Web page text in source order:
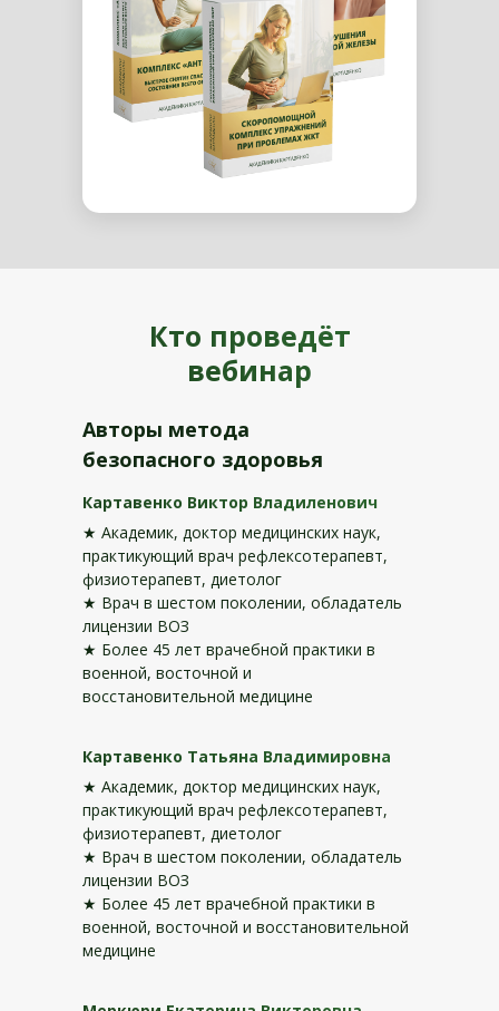
Кто проведёт
вебинар
Картавенко Виктор Владиленович
★ Академик, доктор медицинских наук,
практикующий врач рефлексотерапевт,
физиотерапевт, диетолог
★ Врач в шестом поколении, обладатель
лицензии ВОЗ
★ Более 45 лет врачебной практики в
военной, восточной и
восстановительной медицине
★ Академик, доктор медицинских наук,
практикующий врач рефлексотерапевт,
физиотерапевт, диетолог
★ Врач в шестом поколении, обладатель
лицензии ВОЗ
★ Более 45 лет врачебной практики в
военной, восточной и восстановительной
медицине
Картавенко Татьяна Владимировна
Авторы метода
безопасного здоровья